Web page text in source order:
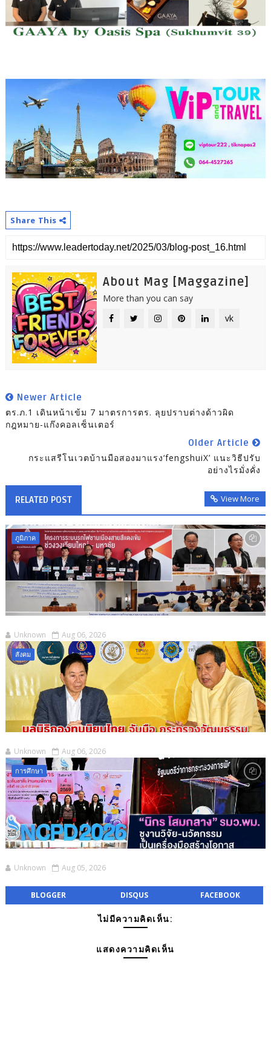
Share This
About Mag [Maggazine]
More than you can say
vk
Newer Article
ตร.ภ.1 เดินหน้าเข้ม 7 มาตรการตร. ลุยปราบต่างด้าวผิด
กฎหมาย-แก๊งคอลเซ็นเตอร์
Older Article
กระแสรีโนเวตบ้านมือสองมาแรง‘fengshuiX’ แนะวิธีปรับ
อย่างไรมั่งคั่ง
RELATED POST View More
ภูมิภาค
Unknown Aug 06, 2026
สังคม
Unknown Aug 06, 2026
การศึกษา
Unknown Aug 05, 2026
BLOGGER DISQUS FACEBOOK
ไม่มีความคิดเห็น:
แสดงความคิดเห็น